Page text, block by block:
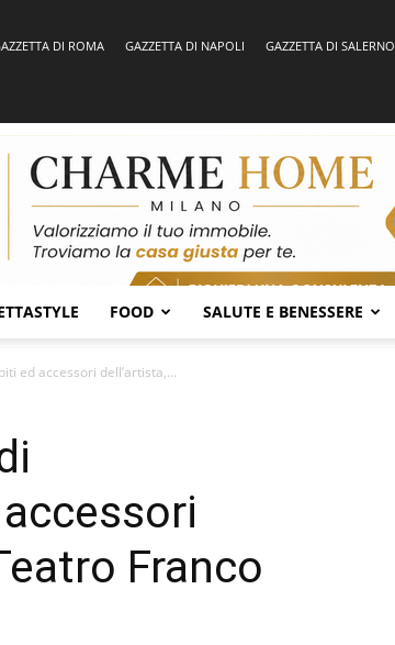
DI ROMA GAZZETTA DI NAPOLI GAZZETTA DI SALERNO
FOOD SALUTE E BENESSERE
ed accessori dell’artista,...
Franco